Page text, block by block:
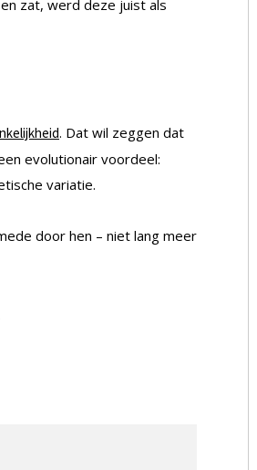
zat, werd deze juist als
. Dat wil zeggen dat
evolutionair voordeel:
variatie.
door hen – niet lang meer